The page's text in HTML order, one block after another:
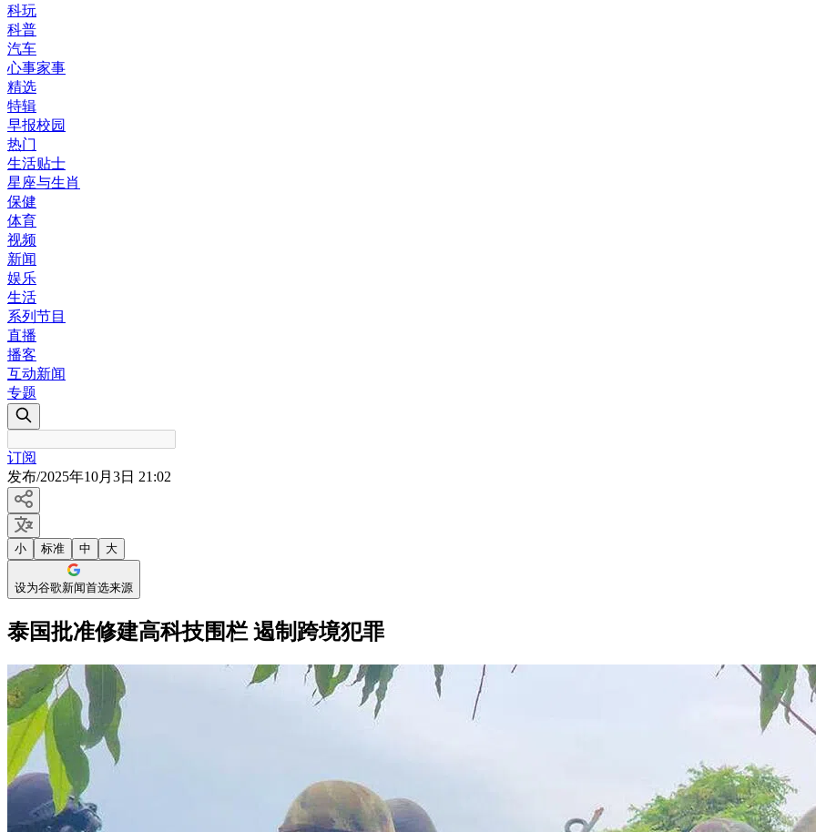
科玩
科普
汽车
心事家事
精选
特辑
早报校园
热门
生活贴士
星座与生肖
保健
体育
视频
新闻
娱乐
生活
系列节目
直播
播客
互动新闻
专题
订阅
发布/2025年10月3日 21:02
小 标准 中 大
设为谷歌新闻首选来源
泰国批准修建高科技围栏 遏制跨境犯罪